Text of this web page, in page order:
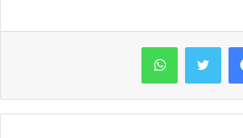
WhatsApp